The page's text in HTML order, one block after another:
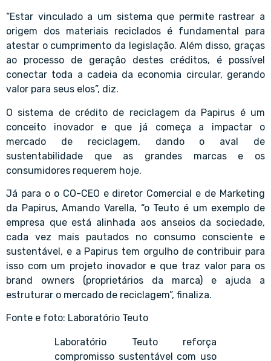
“Estar vinculado a um sistema que permite rastrear a
origem dos materiais reciclados é fundamental para
atestar o cumprimento da legislação. Além disso, graças
ao processo de geração destes créditos, é possível
conectar toda a cadeia da economia circular, gerando
valor para seus elos”, diz.
O sistema de crédito de reciclagem da Papirus é um
conceito inovador e que já começa a impactar o
mercado de reciclagem, dando o aval de
sustentabilidade que as grandes marcas e os
consumidores requerem hoje.
Já para o o CO-CEO e diretor Comercial e de Marketing
da Papirus, Amando Varella, “o Teuto é um exemplo de
empresa que está alinhada aos anseios da sociedade,
cada vez mais pautados no consumo consciente e
sustentável, e a Papirus tem orgulho de contribuir para
isso com um projeto inovador e que traz valor para os
brand owners (proprietários da marca) e ajuda a
estruturar o mercado de reciclagem”, finaliza.
Fonte e foto: Laboratório Teuto
Laboratório Teuto reforça
compromisso sustentável com uso